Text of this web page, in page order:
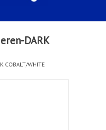
DARK
COBALT/WHITE